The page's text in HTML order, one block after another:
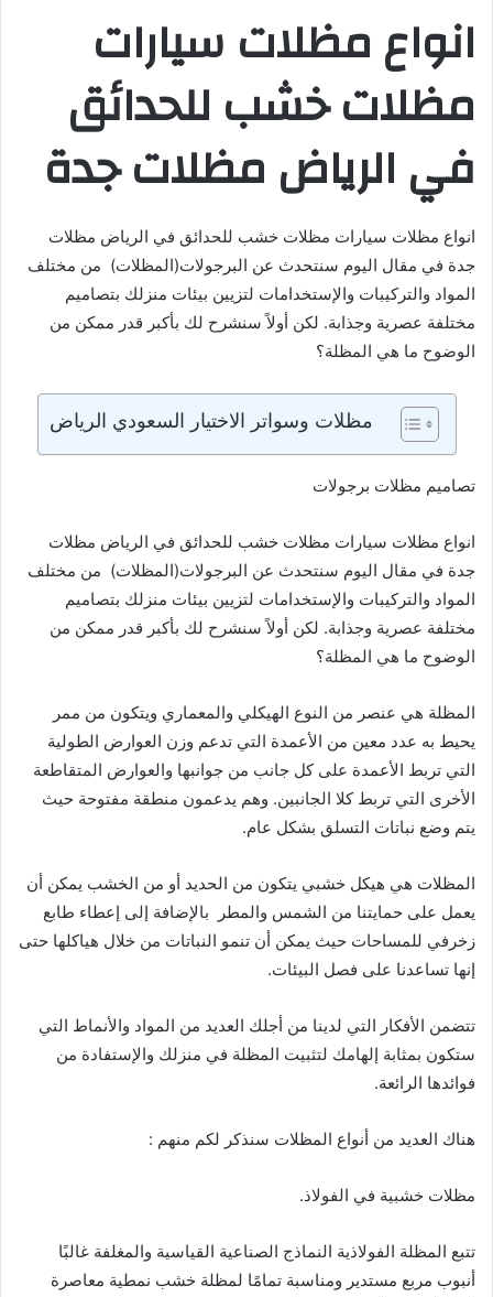
انواع مظلات سيارات
مظلات خشب للحدائق
في الرياض مظلات جدة
انواع مظلات سيارات مظلات خشب للحدائق في الرياض مظلات
جدة في مقال اليوم سنتحدث عن البرجولات(المظلات) من مختلف
المواد والتركيبات والإستخدامات لتزيين بيئات منزلك بتصاميم
مختلفة عصرية وجذابة. لكن أولاً سنشرح لك بأكبر قدر ممكن من
الوضوح ما هي المظلة؟
مظلات وسواتر الاختيار السعودي الرياض
تصاميم مظلات برجولات
انواع مظلات سيارات مظلات خشب للحدائق في الرياض مظلات
جدة في مقال اليوم سنتحدث عن البرجولات(المظلات) من مختلف
المواد والتركيبات والإستخدامات لتزيين بيئات منزلك بتصاميم
مختلفة عصرية وجذابة. لكن أولاً سنشرح لك بأكبر قدر ممكن من
الوضوح ما هي المظلة؟
المظلة هي عنصر من النوع الهيكلي والمعماري ويتكون من ممر
يحيط به عدد معين من الأعمدة التي تدعم وزن العوارض الطولية
التي تربط الأعمدة على كل جانب من جوانبها والعوارض المتقاطعة
الأخرى التي تربط كلا الجانبين. وهم يدعمون منطقة مفتوحة حيث
يتم وضع نباتات التسلق بشكل عام.
المظلات هي هيكل خشبي يتكون من الحديد أو من الخشب يمكن أن
يعمل على حمايتنا من الشمس والمطر بالإضافة إلى إعطاء طابع
زخرفي للمساحات حيث يمكن أن تنمو النباتات من خلال هياكلها حتى
إنها تساعدنا على فصل البيئات.
تتضمن الأفكار التي لدينا من أجلك العديد من المواد والأنماط التي
ستكون بمثابة إلهامك لتثبيت المظلة في منزلك والإستفادة من
فوائدها الرائعة.
هناك العديد من أنواع المظلات سنذكر لكم منهم :
مظلات خشبية في الفولاذ.
تتبع المظلة الفولاذية النماذج الصناعية القياسية والمغلفة غالبًا
أنبوب مربع مستدير ومناسبة تمامًا لمظلة خشب نمطية معاصرة